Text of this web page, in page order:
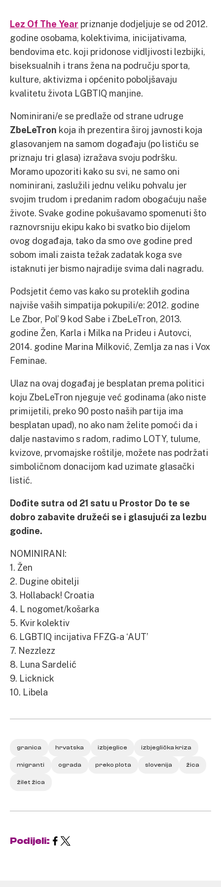
Lez Of The Year priznanje dodjeljuje se od 2012.
godine osobama, kolektivima, inicijativama,
bendovima etc. koji pridonose vidljivosti lezbijki,
biseksualnih i trans žena na području sporta,
kulture, aktivizma i općenito poboljšavaju
kvalitetu života LGBTIQ manjine.
Nominirani/e se predlaže od strane udruge
ZbeLeTron koja ih prezentira široj javnosti koja
glasovanjem na samom događaju (po listiću se
priznaju tri glasa) izražava svoju podršku.
Moramo upozoriti kako su svi, ne samo oni
nominirani, zaslužili jednu veliku pohvalu jer
svojim trudom i predanim radom obogaćuju naše
živote. Svake godine pokušavamo spomenuti što
raznovrsniju ekipu kako bi svatko bio dijelom
ovog događaja, tako da smo ove godine pred
sobom imali zaista težak zadatak koga sve
istaknuti jer bismo najradije svima dali nagradu.
Podsjetit ćemo vas kako su proteklih godina
najviše vaših simpatija pokupili/e: 2012. godine
Le Zbor, Pol’ 9 kod Sabe i ZbeLeTron, 2013.
godine Žen, Karla i Milka na Prideu i Autovci,
2014. godine Marina Milković, Zemlja za nas i Vox
Feminae.
Ulaz na ovaj događaj je besplatan prema politici
koju ZbeLeTron njeguje već godinama (ako niste
primijetili, preko 90 posto naših partija ima
besplatan upad), no ako nam želite pomoći da i
dalje nastavimo s radom, radimo LOTY, tulume,
kvizove, prvomajske roštilje, možete nas podržati
simboličnom donacijom kad uzimate glasački
listić.
Dođite sutra od 21 satu u Prostor Do te se
dobro zabavite družeći se i glasujući za lezbu
godine.
NOMINIRANI:
1. Žen
2. Dugine obitelji
3. Hollaback! Croatia
4. L nogomet/košarka
5. Kvir kolektiv
6. LGBTIQ incijativa FFZG-a ‘AUT’
7. Nezzlezz
8. Luna Sardelić
9. Licknick
10. Libela
granica hrvatska izbjeglice izbjeglička kriza
migranti ograda preko plota slovenija žica
žilet žica
Podijeli: